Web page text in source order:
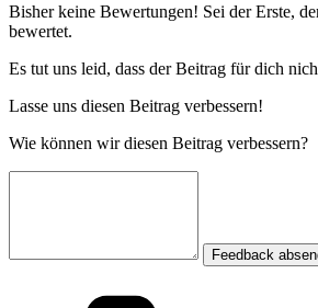
Bisher keine Bewertungen! Sei der Erste,
bewertet.
Es tut uns leid, dass der Beitrag für dich
Lasse uns diesen Beitrag verbessern!
Wie können wir diesen Beitrag verbessern?
Feedback